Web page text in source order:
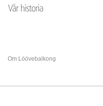
Om Löövebalkong